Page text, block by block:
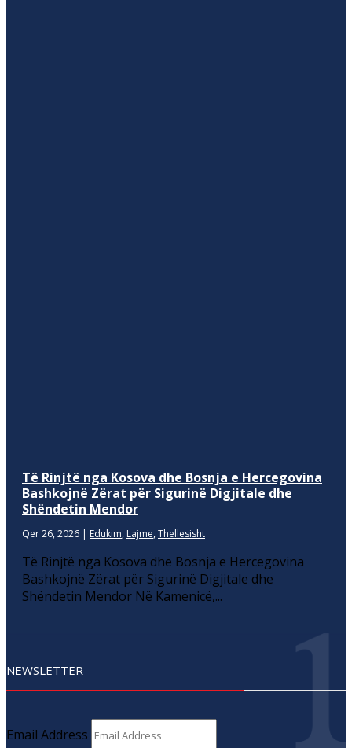
Të Rinjtë nga Kosova dhe Bosnja e Hercegovina
Bashkojnë Zërat për Sigurinë Digjitale dhe
Shëndetin Mendor
Qer 26, 2026 | Edukim, Lajme, Thellesisht
Të Rinjtë nga Kosova dhe Bosnja e Hercegovina
Bashkojnë Zërat për Sigurinë Digjitale dhe
Shëndetin Mendor Në Kamenicë,...
NEWSLETTER
Email Address